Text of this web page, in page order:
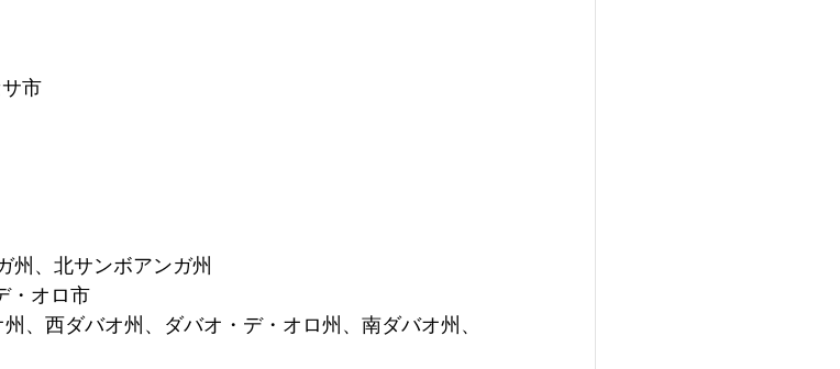
市
州、北サンボアンガ州
・オロ市
、西ダバオ州、ダバオ・デ・オロ州、南ダバオ州、